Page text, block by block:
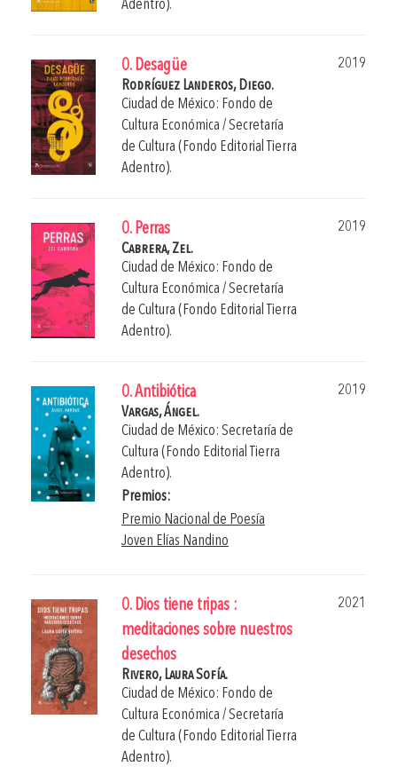
Adentro).
0. Desagüe
2019
Rodríguez Landeros, Diego.
Ciudad de México: Fondo de
Cultura Económica / Secretaría
de Cultura (Fondo Editorial Tierra
Adentro).
0. Perras
2019
Cabrera, Zel.
Ciudad de México: Fondo de
Cultura Económica / Secretaría
de Cultura (Fondo Editorial Tierra
Adentro).
0. Antibiótica
2019
Vargas, Ángel.
Ciudad de México: Secretaría de
Cultura (Fondo Editorial Tierra
Adentro).
Premios:
Premio Nacional de Poesía
Joven Elías Nandino
0. Dios tiene tripas :
meditaciones sobre nuestros
desechos
2021
Rivero, Laura Sofía.
Ciudad de México: Fondo de
Cultura Económica / Secretaría
de Cultura (Fondo Editorial Tierra
Adentro).